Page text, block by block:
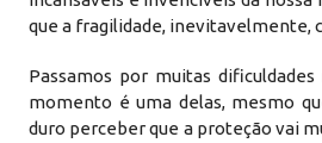
que a fragilidade, inevitavelmente,
Passamos por muitas
momento é uma delas, mesmo
duro perceber que a proteção vai